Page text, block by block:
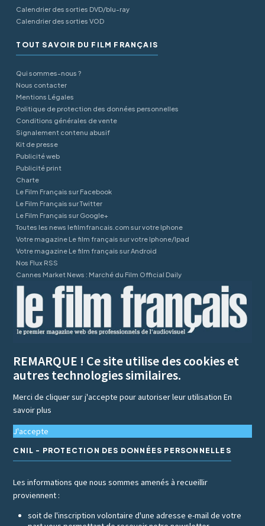
Calendrier des sorties DVD/blu-ray
Calendrier des sorties VOD
TOUT SAVOIR DU FILM FRANÇAIS
Qui sommes-nous ?
Nous contacter
Mentions Légales
Politique de protection des données personnelles
Conditions générales de vente
Signalement contenu abusif
Kit de presse
Publicité web
Publicité print
Charte
Le Film Français sur Facebook
Le Film Français sur Twitter
Le Film Français sur Google+
Toutes les news lefilmfrancais.com sur votre Iphone
Votre magazine Le film français sur votre Iphone/Ipad
Votre magazine Le film français sur Android
Nos Flux RSS
Cannes Market News : Marché du Film Official Daily
REMARQUE ! Ce site utilise des cookies et
autres technologies similaires.
Merci de cliquer sur j'accepte pour autoriser leur utilisationEn
savoir plus
J'accepte
CNIL - PROTECTION DES DONNÉES PERSONNELLES
Les informations que nous sommes amenés à recueillir
proviennent :
soit de l'inscription volontaire d'une adresse e-mail de votre